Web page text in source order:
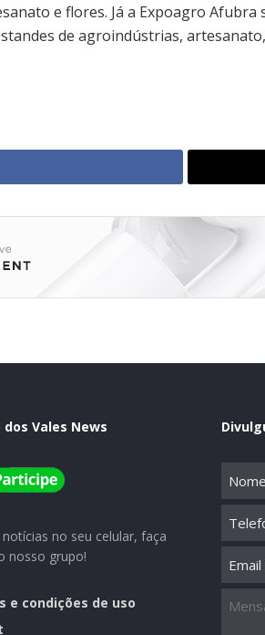
e flores. Já a Expoagro Afubra
de agroindústrias,
dos Vales News
notícias no seu celular, faça
nosso grupo!
e condições de uso
Email